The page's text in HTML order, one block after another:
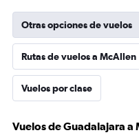
Otras opciones de vuelos
Rutas de vuelos a McAllen
Vuelos por clase
Vuelos de Guadalajara a